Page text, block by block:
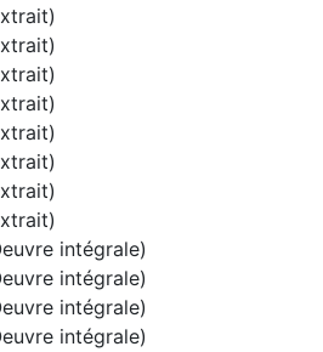
intégrale)
intégrale)
intégrale)
intégrale)